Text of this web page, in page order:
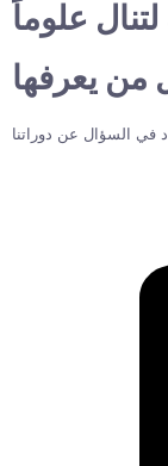
علوماً
من يعرفها
في السؤال عن دوراتنا